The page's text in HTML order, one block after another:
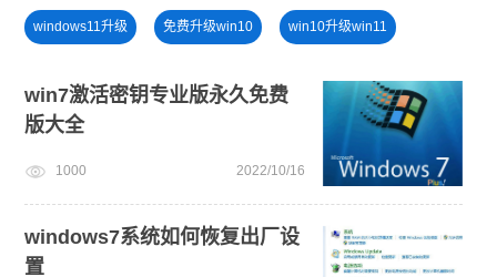
windows11升级 免费升级win10 win10升级win11
win11怎么退回win10
win11怎么升级 一键重装系统备份win11系统
win11绕过硬件限制安装
win7激活密钥专业版永久免费
版大全
1000 2022/10/16
windows7系统如何恢复出厂设
置